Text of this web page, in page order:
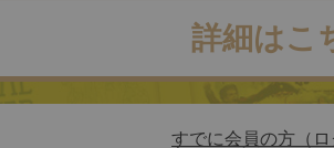
詳細はこ
すでに会員の方（ロ